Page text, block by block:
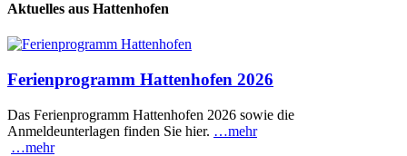
Aktuelles aus Hattenhofen
Ferienprogramm Hattenhofen 2026
Das Ferienprogramm Hattenhofen 2026 sowie die
Anmeldeunterlagen finden Sie hier. …mehr
…mehr